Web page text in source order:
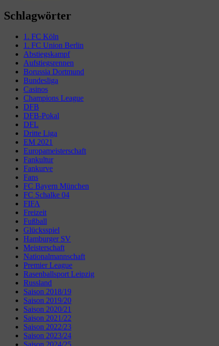
Schlagwörter
1. FC Köln
1. FC Union Berlin
Abstiegskampf
Aufstiegsrennen
Borussia Dortmund
Bundesliga
Casinos
Champions League
DFB
DFB-Pokal
DFL
Dritte Liga
EM 2021
Europameisterschaft
Fankultur
Fankurve
Fans
FC Bayern München
FC Schalke 04
FIFA
Freizeit
Fußball
Glücksspiel
Hamburger SV
Meisterschaft
Nationalmannschaft
Premier League
Rasenballsport Leipzig
Russland
Saison 2018/19
Saison 2019/20
Saison 2020/21
Saison 2021/22
Saison 2022/23
Saison 2023/24